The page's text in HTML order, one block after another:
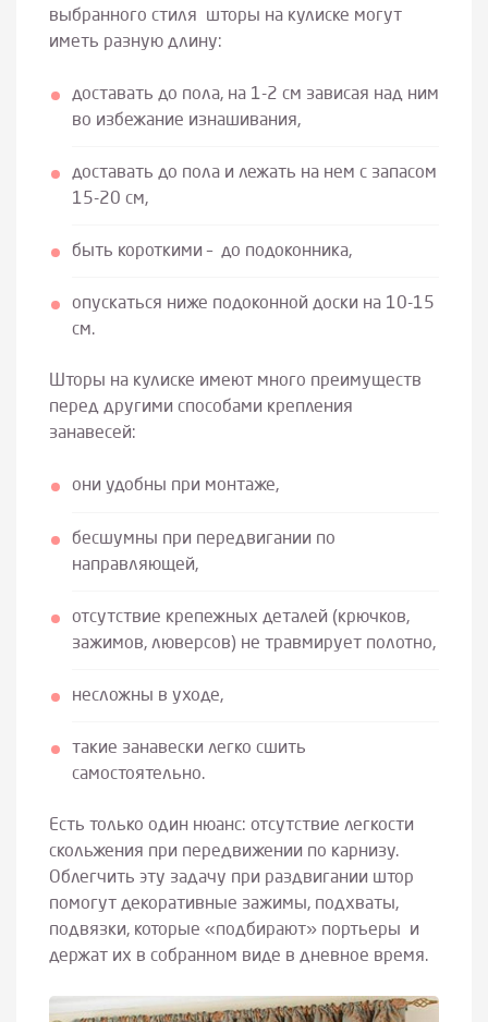
выбранного стиля шторы на кулиске могут
иметь разную длину:
доставать до пола, на 1-2 см зависая над ним
во избежание изнашивания,
доставать до пола и лежать на нем с запасом
15-20 см,
быть короткими – до подоконника,
опускаться ниже подоконной доски на 10-15
см.
Шторы на кулиске имеют много преимуществ
перед другими способами крепления
занавесей:
они удобны при монтаже,
бесшумны при передвигании по
направляющей,
отсутствие крепежных деталей (крючков,
зажимов, люверсов) не травмирует полотно,
несложны в уходе,
такие занавески легко сшить
самостоятельно.
Есть только один нюанс: отсутствие легкости
скольжения при передвижении по карнизу.
Облегчить эту задачу при раздвигании штор
помогут декоративные зажимы, подхваты,
подвязки, которые «подбирают» портьеры и
держат их в собранном виде в дневное время.